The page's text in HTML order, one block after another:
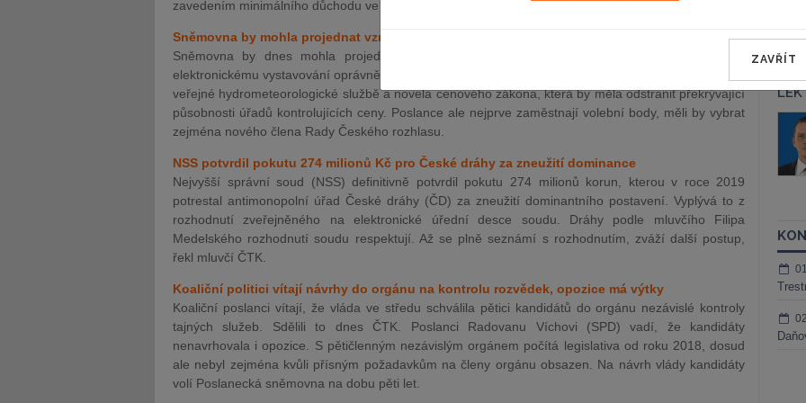
zavedením minimálního důchodu ve výši 20 procent průměrné mzdy a s dalšími opatřeními.
Sněmovna by mohla projednat vznik registru plných mocí
Sněmovna by dnes mohla projednat vznik registru plných mocí, který bude lidem sloužit k
elektronickému vystavování oprávnění k zastupování. V prvním čtení je také návrh nového zákona o
veřejné hydrometeorologické službě a novela cenového zákona, která by měla odstranit překrývající
působnosti úřadů kontrolujících ceny. Poslance ale nejprve zaměstnají volební body, měli by vybrat
zejména nového člena Rady Českého rozhlasu.
NSS potvrdil pokutu 274 milionů Kč pro České dráhy za zneužití dominance
Nejvyšší správní soud (NSS) definitivně potvrdil pokutu 274 milionů korun, kterou v roce 2019
potrestal antimonopolní úřad České dráhy (ČD) za zneužití dominantního postavení. Vyplývá to z
rozhodnutí zveřejněného na elektronické úřední desce soudu. Dráhy podle mluvčího Filipa
Medelského rozhodnutí soudu respektují. Až se plně seznámí s rozhodnutím, zváží další postup,
řekl mluvčí ČTK.
Koaliční politici vítají návrhy do orgánu na kontrolu rozvědek, opozice má výtky
Koaliční poslanci vítají, že vláda ve středu schválila pětici kandidátů do orgánu nezávislé kontroly
tajných služeb. Sdělili to dnes ČTK. Poslanci Radovanu Víchovi (SPD) vadí, že kandidáty
nenavrhovala i opozice. S pětičlenným nezávislým orgánem počítá legislativa od roku 2018, dosud
ale nebyl zejména kvůli přísným požadavkům na členy orgánu obsazen. Na návrh vlády kandidáty
volí Poslanecká sněmovna na dobu pěti let.
JUDr. Tomáš Nielsen
JUDr. Tomáš Sokol
JUDr. Martin Maisner, Ph.D.,
Kurzy lektora
ZAVŘÍT